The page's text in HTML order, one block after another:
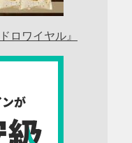
ロワイヤル』